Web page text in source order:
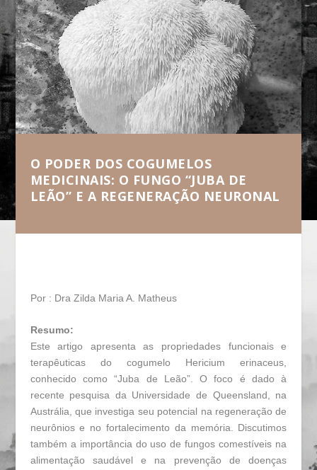
O PODER DOS COGUMELOS
MEDICINAIS: O FUNGO “JUBA DE
LEÃO” E A REGENERAÇÃO NEURONAL
Por : Dra Zilda Maria A. Matheus
Resumo:
Este artigo apresenta as propriedades funcionais e
terapêuticas do cogumelo Hericium erinaceus,
conhecido como “Juba de Leão”. O foco é dado à
recente pesquisa da Universidade de Queensland, na
Austrália, que investiga seu potencial na regeneração de
neurônios e no fortalecimento da memória. Discutimos
também a importância do uso de fungos comestíveis na
alimentação saudável e na prevenção de doenças